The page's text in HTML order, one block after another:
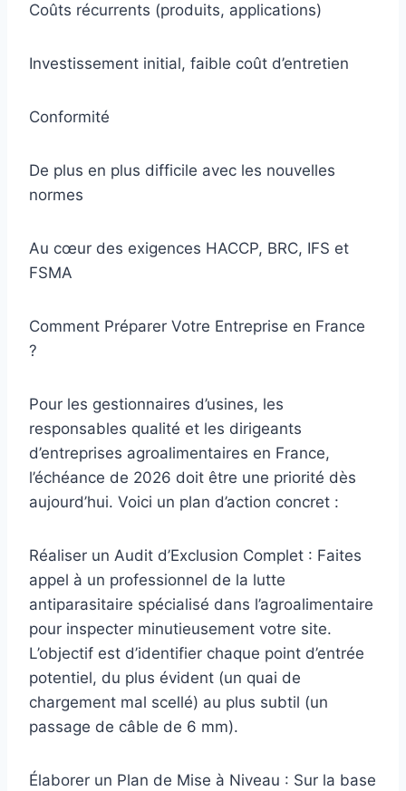
Coûts récurrents (produits, applications)
Investissement initial, faible coût d’entretien
Conformité
De plus en plus difficile avec les nouvelles
normes
Au cœur des exigences HACCP, BRC, IFS et
FSMA
Comment Préparer Votre Entreprise en France
?
Pour les gestionnaires d’usines, les
responsables qualité et les dirigeants
d’entreprises agroalimentaires en France,
l’échéance de 2026 doit être une priorité dès
aujourd’hui. Voici un plan d’action concret :
Réaliser un Audit d’Exclusion Complet : Faites
appel à un professionnel de la lutte
antiparasitaire spécialisé dans l’agroalimentaire
pour inspecter minutieusement votre site.
L’objectif est d’identifier chaque point d’entrée
potentiel, du plus évident (un quai de
chargement mal scellé) au plus subtil (un
passage de câble de 6 mm).
Élaborer un Plan de Mise à Niveau : Sur la base